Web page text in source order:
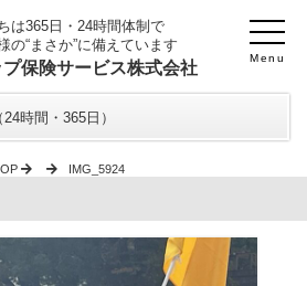
Menu
は365日・24時間体制で
の“まさか”に備えています
プ保険サービス株式会社
24時間・365日）
IMG_5924